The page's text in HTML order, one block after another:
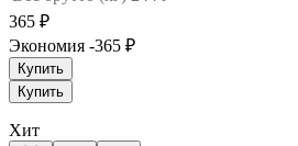
365 ₽
Экономия -365 ₽
Купить
Купить
Хит